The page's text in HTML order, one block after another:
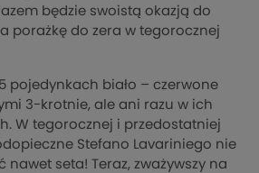
będzie swoistą okazją do
porażkę do zera w tegorocznej
pojedynkach biało – czerwone
3-krotnie, ale ani razu w ich
W tegorocznej i przedostatniej
Stefano Lavariniego nie
nawet seta! Teraz, zważywszy na